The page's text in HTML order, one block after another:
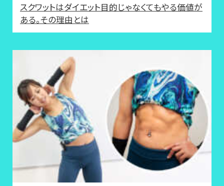
スクワットはダイエット目的じゃなくてもやる価値が
ある。その理由とは